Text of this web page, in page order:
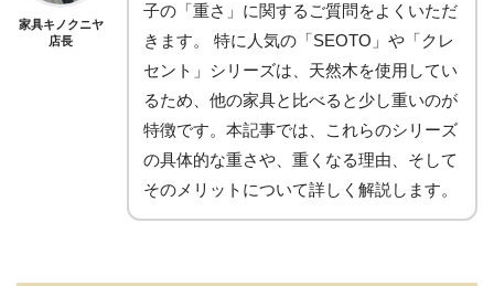
家具キノクニヤ
店長
子の「重さ」に関するご質問をよくいただ
きます。 特に人気の「SEOTO」や「クレ
セント」シリーズは、天然木を使用してい
るため、他の家具と比べると少し重いのが
特徴です。本記事では、これらのシリーズ
の具体的な重さや、重くなる理由、そして
そのメリットについて詳しく解説します。